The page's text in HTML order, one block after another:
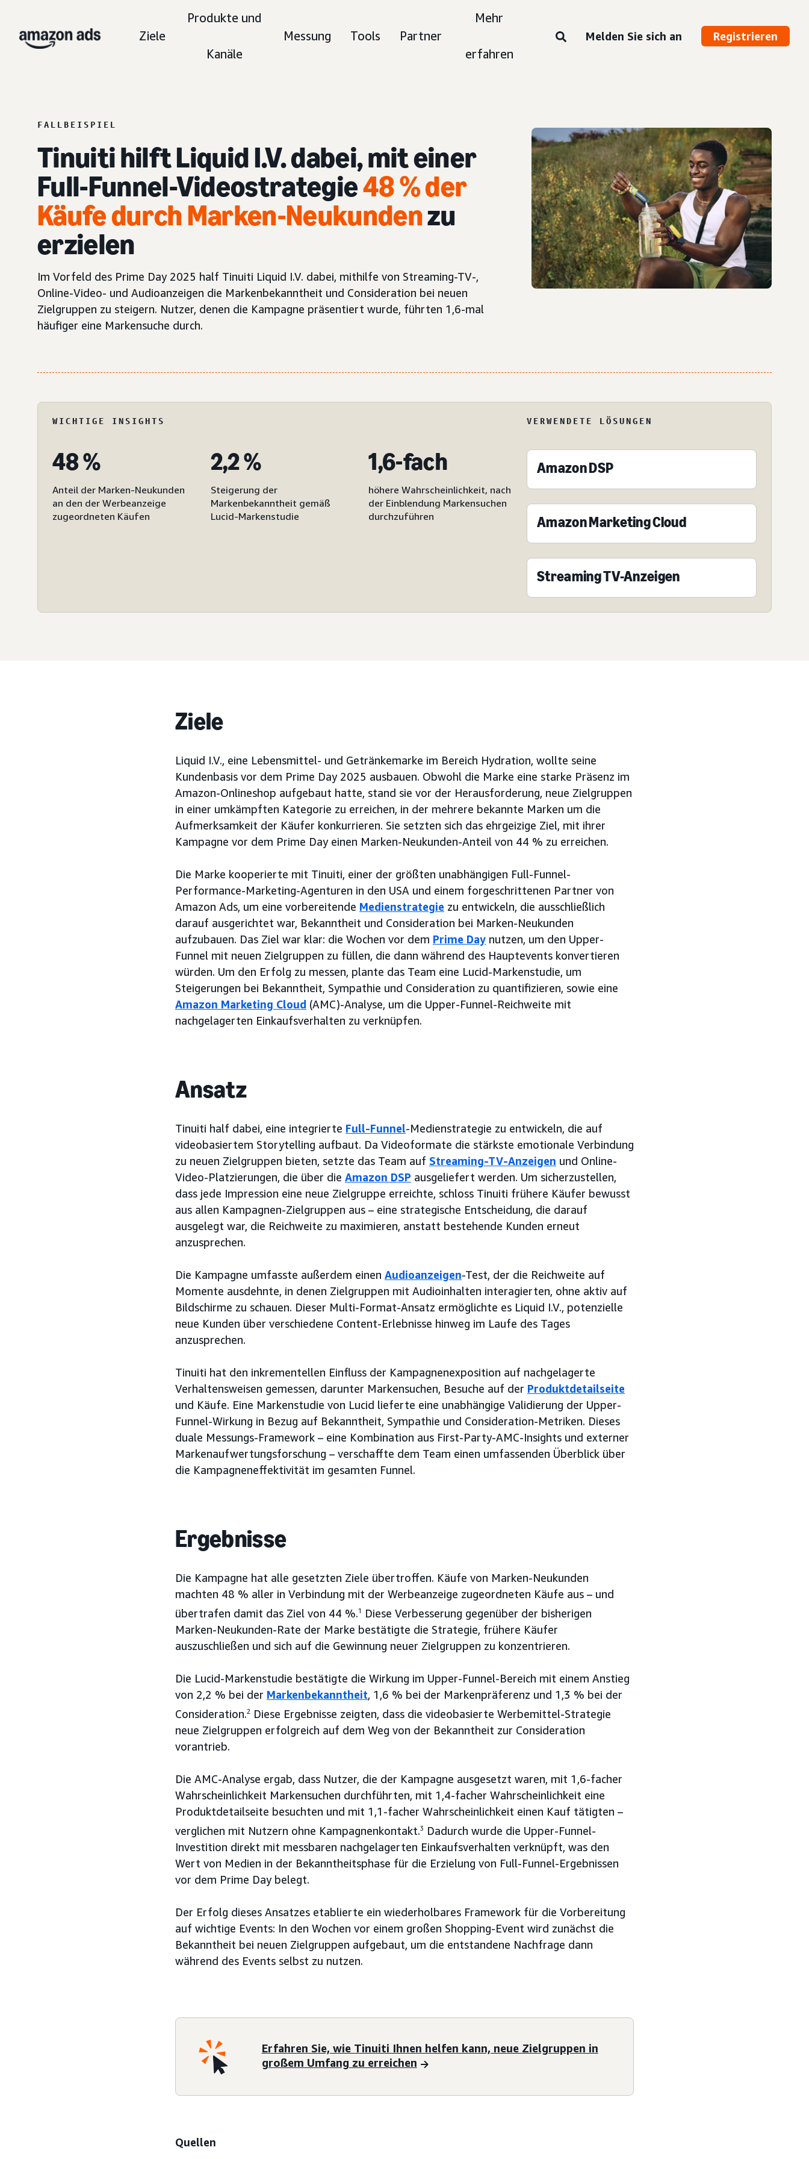
Ziele
Produkte und
Kanäle
Messung Tools Partner
Mehr
erfahren
Melden Sie sich an Registrieren
FALLBEISPIEL
Tinuiti hilft Liquid I.V. dabei, mit einer
Full-Funnel-Videostrategie48 % der
Käufe durch Marken-Neukundenzu
erzielen
Im Vorfeld des Prime Day 2025 half Tinuiti Liquid I.V. dabei, mithilfe von Streaming-TV-,
Online-Video- und Audioanzeigen die Markenbekanntheit und Consideration bei neuen
Zielgruppen zu steigern. Nutzer, denen die Kampagne präsentiert wurde, führten 1,6-mal
häufiger eine Markensuche durch.
WICHTIGE INSIGHTS
48 %
Anteil der Marken-Neukunden
an den der Werbeanzeige
zugeordneten Käufen
2,2 %
Steigerung der
Markenbekanntheit gemäß
Lucid-Markenstudie
1,6-fach
höhere Wahrscheinlichkeit, nach
der Einblendung Markensuchen
durchzuführen
VERWENDETE LÖSUNGEN
Amazon DSP
Amazon Marketing Cloud
Streaming TV-Anzeigen
Ziele
Liquid I.V., eine Lebensmittel- und Getränkemarke im Bereich Hydration, wollte seine
Kundenbasis vor dem Prime Day 2025 ausbauen. Obwohl die Marke eine starke Präsenz im
Amazon-Onlineshop aufgebaut hatte, stand sie vor der Herausforderung, neue Zielgruppen
in einer umkämpften Kategorie zu erreichen, in der mehrere bekannte Marken um die
Aufmerksamkeit der Käufer konkurrieren. Sie setzten sich das ehrgeizige Ziel, mit ihrer
Kampagne vor dem Prime Day einen Marken-Neukunden-Anteil von 44 % zu erreichen.
Die Marke kooperierte mit Tinuiti, einer der größten unabhängigen Full-Funnel-
Performance-Marketing-Agenturen in den USA und einem forgeschrittenen Partner von
Amazon Ads, um eine vorbereitende Medienstrategie zu entwickeln, die ausschließlich
darauf ausgerichtet war, Bekanntheit und Consideration bei Marken-Neukunden
aufzubauen. Das Ziel war klar: die Wochen vor dem Prime Day nutzen, um den Upper-
Funnel mit neuen Zielgruppen zu füllen, die dann während des Hauptevents konvertieren
würden. Um den Erfolg zu messen, plante das Team eine Lucid-Markenstudie, um
Steigerungen bei Bekanntheit, Sympathie und Consideration zu quantifizieren, sowie eine
Amazon Marketing Cloud (AMC)-Analyse, um die Upper-Funnel-Reichweite mit
nachgelagerten Einkaufsverhalten zu verknüpfen.
Ansatz
Tinuiti half dabei, eine integrierte Full-Funnel-Medienstrategie zu entwickeln, die auf
videobasiertem Storytelling aufbaut. Da Videoformate die stärkste emotionale Verbindung
zu neuen Zielgruppen bieten, setzte das Team auf Streaming-TV-Anzeigen und Online-
Video-Platzierungen, die über die Amazon DSP ausgeliefert werden. Um sicherzustellen,
dass jede Impression eine neue Zielgruppe erreichte, schloss Tinuiti frühere Käufer bewusst
aus allen Kampagnen-Zielgruppen aus – eine strategische Entscheidung, die darauf
ausgelegt war, die Reichweite zu maximieren, anstatt bestehende Kunden erneut
anzusprechen.
Die Kampagne umfasste außerdem einen Audioanzeigen-Test, der die Reichweite auf
Momente ausdehnte, in denen Zielgruppen mit Audioinhalten interagierten, ohne aktiv auf
Bildschirme zu schauen. Dieser Multi-Format-Ansatz ermöglichte es Liquid I.V., potenzielle
neue Kunden über verschiedene Content-Erlebnisse hinweg im Laufe des Tages
anzusprechen.
Tinuiti hat den inkrementellen Einfluss der Kampagnenexposition auf nachgelagerte
Verhaltensweisen gemessen, darunter Markensuchen, Besuche auf der Produktdetailseite
und Käufe. Eine Markenstudie von Lucid lieferte eine unabhängige Validierung der Upper-
Funnel-Wirkung in Bezug auf Bekanntheit, Sympathie und Consideration-Metriken. Dieses
duale Messungs-Framework – eine Kombination aus First-Party-AMC-Insights und externer
Markenaufwertungsforschung – verschaffte dem Team einen umfassenden Überblick über
die Kampagneneffektivität im gesamten Funnel.
Ergebnisse
Die Kampagne hat alle gesetzten Ziele übertroffen. Käufe von Marken-Neukunden
machten 48 % aller in Verbindung mit der Werbeanzeige zugeordneten Käufe aus – und
übertrafen damit das Ziel von 44 %.1
Diese Verbesserung gegenüber der bisherigen
Marken-Neukunden-Rate der Marke bestätigte die Strategie, frühere Käufer
auszuschließen und sich auf die Gewinnung neuer Zielgruppen zu konzentrieren.
Die Lucid-Markenstudie bestätigte die Wirkung im Upper-Funnel-Bereich mit einem Anstieg
von 2,2 % bei der Markenbekanntheit, 1,6 % bei der Markenpräferenz und 1,3 % bei der
Consideration.2
Diese Ergebnisse zeigten, dass die videobasierte Werbemittel-Strategie
neue Zielgruppen erfolgreich auf dem Weg von der Bekanntheit zur Consideration
vorantrieb.
Die AMC-Analyse ergab, dass Nutzer, die der Kampagne ausgesetzt waren, mit 1,6-facher
Wahrscheinlichkeit Markensuchen durchführten, mit 1,4-facher Wahrscheinlichkeit eine
Produktdetailseite besuchten und mit 1,1-facher Wahrscheinlichkeit einen Kauf tätigten –
verglichen mit Nutzern ohne Kampagnenkontakt.3
Dadurch wurde die Upper-Funnel-
Investition direkt mit messbaren nachgelagerten Einkaufsverhalten verknüpft, was den
Wert von Medien in der Bekanntheitsphase für die Erzielung von Full-Funnel-Ergebnissen
vor dem Prime Day belegt.
Der Erfolg dieses Ansatzes etablierte ein wiederholbares Framework für die Vorbereitung
auf wichtige Events: In den Wochen vor einem großen Shopping-Event wird zunächst die
Bekanntheit bei neuen Zielgruppen aufgebaut, um die entstandene Nachfrage dann
während des Events selbst zu nutzen.
Erfahren Sie, wie Tinuiti Ihnen helfen kann, neue Zielgruppen in
großem Umfang zu erreichen
Quellen